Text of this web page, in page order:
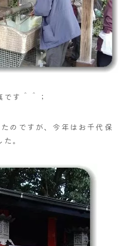
す＾＾；
のですが、今年はお千代保
。